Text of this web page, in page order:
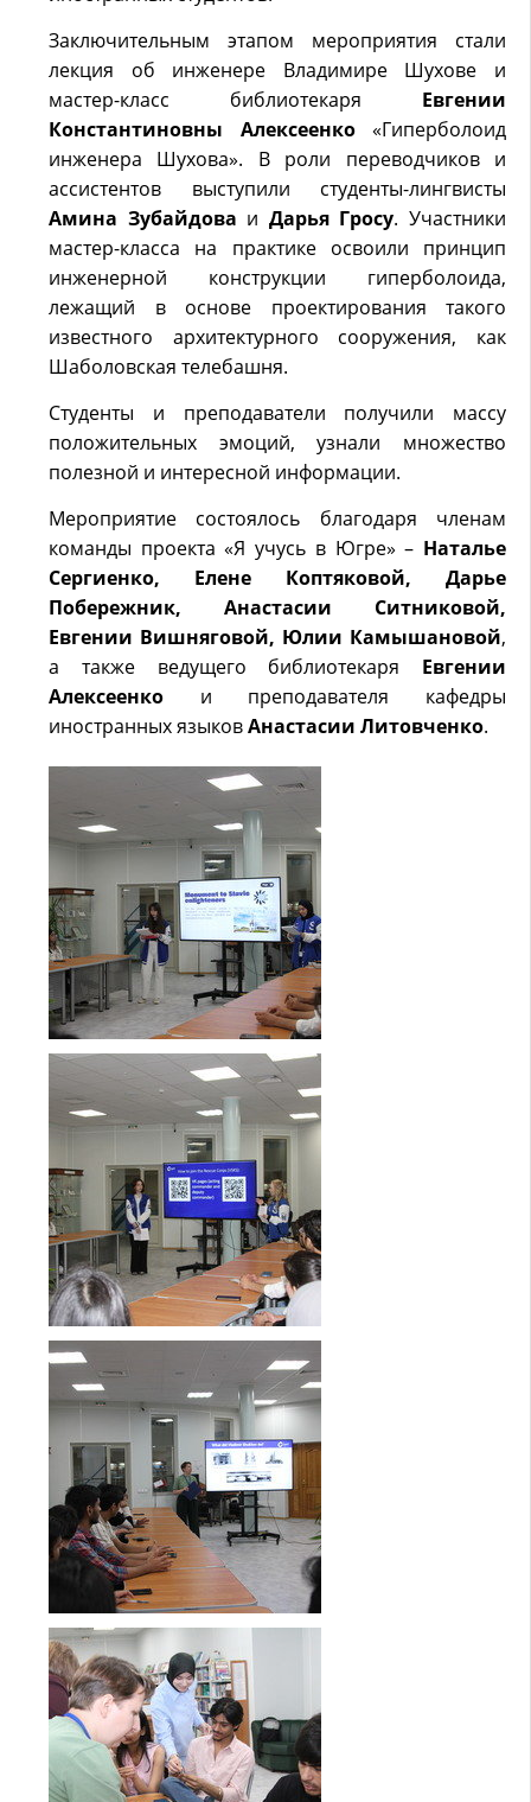
Заключительным этапом мероприятия стали
лекция об инженере Владимире Шухове и
мастер-класс библиотекаря Евгении
Константиновны Алексеенко«Гиперболоид
инженера Шухова». В роли переводчиков и
ассистентов выступили студенты-лингвисты
Амина Зубайдова и Дарья Гросу. Участники
мастер-класса на практике освоили принцип
инженерной конструкции гиперболоида,
лежащий в основе проектирования такого
известного архитектурного сооружения, как
Шаболовская телебашня.
Студенты и преподаватели получили массу
положительных эмоций, узнали множество
полезной и интересной информации.
Мероприятие состоялось благодаря членам
команды проекта «Я учусь в Югре» – Наталье
Сергиенко, Елене Коптяковой, Дарье
Побережник, Анастасии Ситниковой,
Евгении Вишняговой, Юлии Камышановой,
а также ведущего библиотекаря Евгении
Алексеенко и преподавателя кафедры
иностранных языковАнастасии Литовченко.